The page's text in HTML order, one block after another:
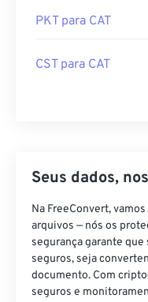
PKT para CAT
CST para CAT
Seus dados,
Na FreeConvert,
arquivos — nós os
segurança garante
seguros, seja
documento. Com
seguros e